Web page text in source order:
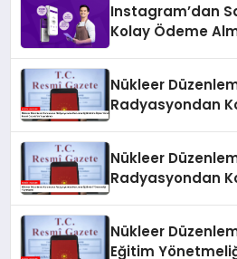
Instagram’dan
Kolay Ödeme
Nükleer
Radyasyondan
Nükleer
Radyasyondan
Nükleer
Eğitim